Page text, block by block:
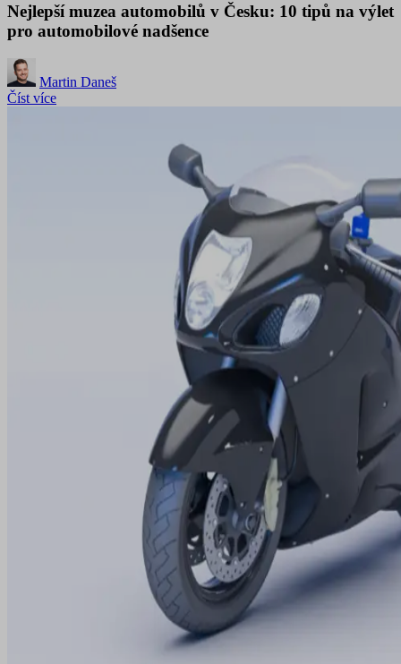
Nejlepší muzea automobilů v Česku: 10 tipů na výlet
pro automobilové nadšence
Martin Daneš
Číst více